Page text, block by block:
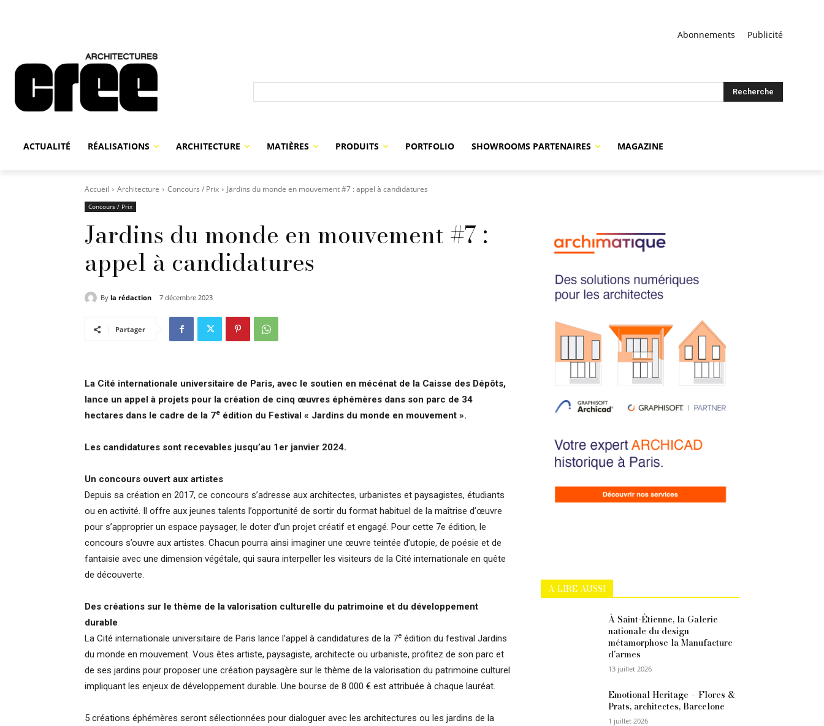
Abonnements Publicité
Recherche
ACTUALITÉ RÉALISATIONS ARCHITECTURE MATIÈRES PRODUITS PORTFOLIO SHOWROOMS PARTENAIRES MAGAZINE
Accueil Architecture Concours / Prix Jardins du monde en mouvement #7 : appel à candidatures
Concours / Prix
Jardins du monde en mouvement #7 :
appel à candidatures
By la rédaction 7 décembre 2023
Partager
La Cité internationale universitaire de Paris, avec le soutien en mécénat de la Caisse des Dépôts,
lance un appel à projets pour la création de cinq œuvres éphémères dans son parc de 34
hectares dans le cadre de la 7e édition du Festival « Jardins du monde en mouvement ».
Les candidatures sont recevables jusqu’au 1er janvier 2024.
Un concours ouvert aux artistes
Depuis sa création en 2017, ce concours s’adresse aux architectes, urbanistes et paysagistes, étudiants
ou en activité. Il offre aux jeunes talents l’opportunité de sortir du format habituel de la maîtrise d’œuvre
pour s’approprier un espace paysager, le doter d’un projet créatif et engagé. Pour cette 7e édition, le
concours s’ouvre aux artistes. Chacun pourra ainsi imaginer une œuvre teintée d’utopie, de poésie et de
fantaisie avec une dimension végétale, qui saura interpeller les visiteurs de la Cité internationale en quête
de découverte.
Des créations sur le thème de la valorisation culturelle du patrimoine et du développement
durable
La Cité internationale universitaire de Paris lance l’appel à candidatures de la 7e édition du festival Jardins
du monde en mouvement. Vous êtes artiste, paysagiste, architecte ou urbaniste, profitez de son parc et
de ses jardins pour proposer une création paysagère sur le thème de la valorisation du patrimoine culturel
impliquant les enjeux de développement durable. Une bourse de 8 000 € est attribuée à chaque lauréat.
5 créations éphémères seront sélectionnées pour dialoguer avec les architectures ou les jardins de la
A LIRE AUSSI
À Saint-Étienne, la Galerie
nationale du design
métamorphose la Manufacture
d’armes
13 juillet 2026
Emotional Heritage – Flores &
Prats, architectes, Barcelone
1 juillet 2026